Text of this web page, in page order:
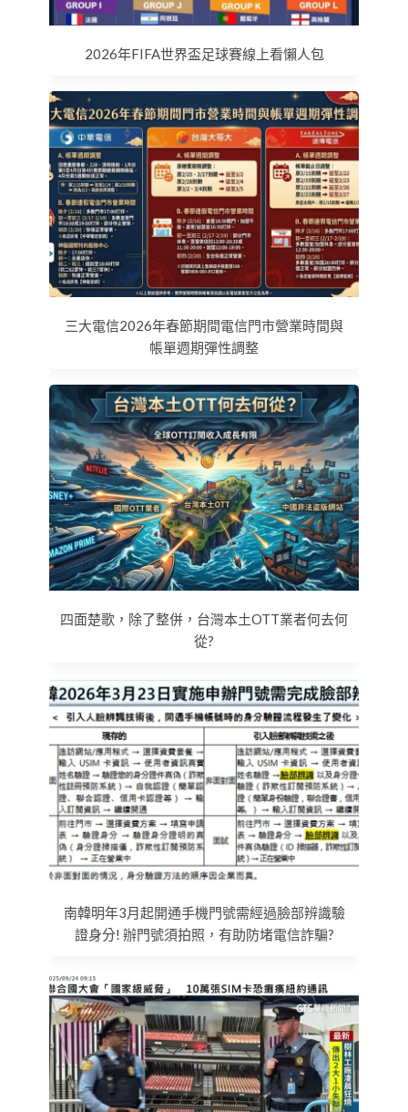
2026年FIFA世界盃足球賽線上看懶人包
三大電信2026年春節期間電信門市營業時間與
帳單週期彈性調整
四面楚歌，除了整併，台灣本土OTT業者何去何
從?
南韓明年3月起開通手機門號需經過臉部辨識驗
證身分! 辦門號須拍照，有助防堵電信詐騙?